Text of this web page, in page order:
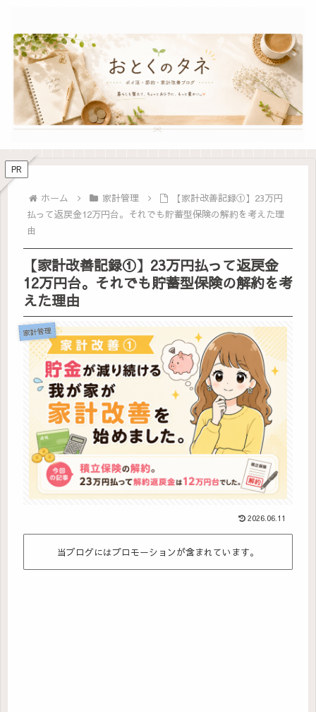
PR
ホーム 家計管理
【家計改善記録①】23万円
払って返戻金12万円台。それでも貯蓄型保険の解約を考えた理
由
【家計改善記録①】23万円払って返戻金
12万円台。それでも貯蓄型保険の解約を考
えた理由
家計管理
2026.06.11
当ブログにはプロモーションが含まれています。